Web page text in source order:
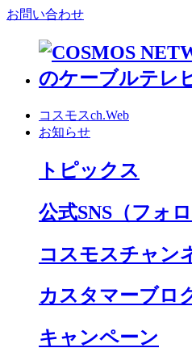
お問い合わせ
コスモスch.Web
お知らせ
トピックス
公式SNS （フォ
コスモスチャン
カスタマーブロ
キャンペーン